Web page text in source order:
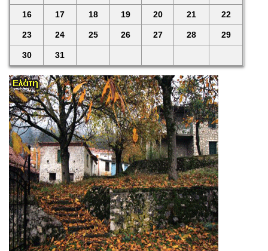
16 17 18 19 20 21 22
23 24 25 26 27 28 29
30 31